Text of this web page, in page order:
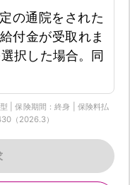
の通院をされた
付金が受取れま
択した場合。同
| 保険期間：終身 | 保険料払
（2026.3）